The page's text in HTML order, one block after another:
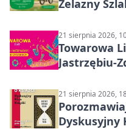
Żelazny
21 sierpnia 2026,
Towarowa
Jastrzębiu-
21 sierpnia 2026,
Dyskusyjny